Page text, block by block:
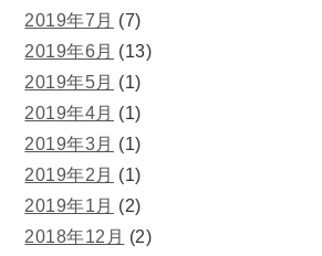
2019年7月 (7)
2019年6月 (13)
2019年5月 (1)
2019年4月 (1)
2019年3月 (1)
2019年2月 (1)
2019年1月 (2)
2018年12月 (2)